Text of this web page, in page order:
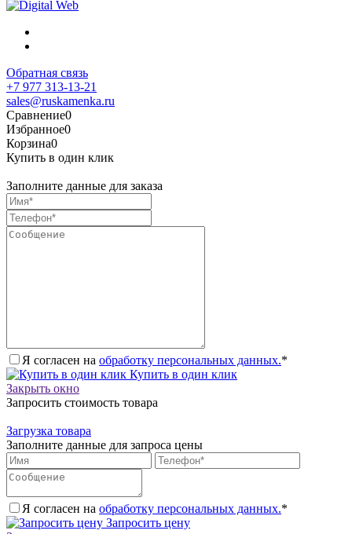
Обратная связь
+7 977 313-13-21
sales@ruskamenka.ru
Сравнение0
Избранное0
Корзина0
Купить в один клик
Заполните данные для заказа
Я согласен на обработку персональных данных.*
Купить в один клик
Закрыть окно
Запросить стоимость товара
Загрузка товара
Заполните данные для запроса цены
Я согласен на обработку персональных данных.*
Запросить цену